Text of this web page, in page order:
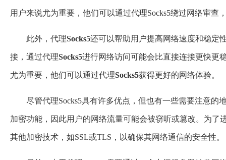
用户来说尤为重要，他们可以通过代理Socks5绕过网络审查
此外，代理Socks5还可以帮助用户提高网络速度和稳定
接，通过代理Socks5进行网络访问可能会比直接连接更快更
尤为重要，他们可以通过代理Socks5获得更好的网络体验。
尽管代理Socks5具有许多优点，但也有一些需要注意的
加密功能，因此用户的网络流量可能会被窃听或篡改。为了
其他加密技术，如SSL或TLS，以确保其网络通信的安全性。